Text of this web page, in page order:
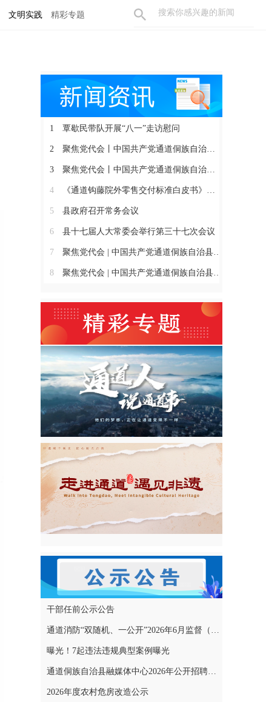
文明实践 精彩专题
1 覃歇民带队开展“八一”走访慰问
2 聚焦党代会丨中国共产党通道侗族自治县第十四届委员会召开第一次全体会议
3 聚焦党代会丨中国共产党通道侗族自治县第十四次代表大会胜利闭幕
4 《通道钩藤院外零售交付标准白皮书》正式发布
5 县政府召开常务会议
6 县十七届人大常委会举行第三十七次会议
7 聚焦党代会 | 中国共产党通道侗族自治县第十四次代表大会开幕
8 聚焦党代会 | 中国共产党通道侗族自治县第十四次代表大会主席团举行第三、四、五、六次会议
干部任前公示公告
通道消防“双随机、一公开”2026年6月监督（专项）抽查结果和2026年7月监督（专项）抽查计划公示
曝光！7起违法违规典型案例曝光
通道侗族自治县融媒体中心2026年公开招聘特岗特薪工作人员拟聘用人员名单公示
2026年度农村危房改造公示